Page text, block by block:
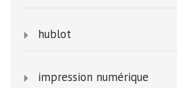
hublot
impression numérique